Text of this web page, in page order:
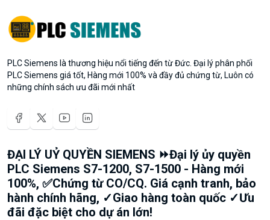
PLC Siemens là thương hiệu nổi tiếng đến từ Đức. Đại lý phân phối
PLC Siemens giá tốt, Hàng mới 100% và đầy đủ chứng từ, Luôn có
những chính sách ưu đãi mới nhất
ĐẠI LÝ UỶ QUYỀN SIEMENS ⏩Đại lý ủy quyền
PLC Siemens S7-1200, S7-1500 - Hàng mới
100%, ✅Chứng từ CO/CQ. Giá cạnh tranh, bảo
hành chính hãng, ✓Giao hàng toàn quốc ✓Ưu
đãi đặc biệt cho dự án lớn!